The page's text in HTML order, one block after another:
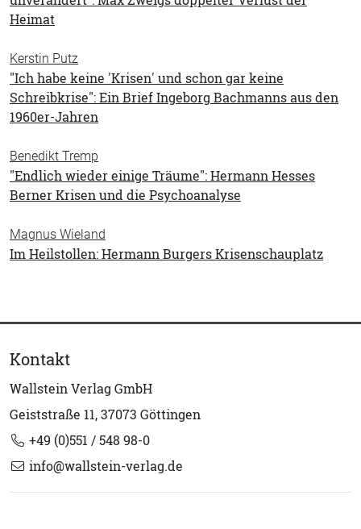
Heimat
Kerstin Putz
"Ich habe keine 'Krisen' und schon gar keine
Schreibkrise": Ein Brief Ingeborg Bachmanns aus den
1960er-Jahren
Benedikt Tremp
"Endlich wieder einige Träume": Hermann Hesses
Berner Krisen und die Psychoanalyse
Magnus Wieland
Im Heilstollen: Hermann Burgers Krisenschauplatz
Kontakt
Wallstein Verlag GmbH
Geiststraße 11, 37073 Göttingen
+49 (0)551 / 548 98-0
info@wallstein-verlag.de